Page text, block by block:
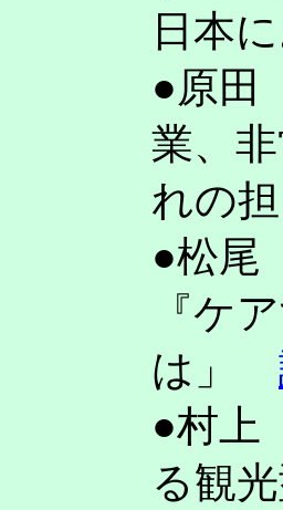
日本
●原田
業、
れの
●松尾
『ケ
は」
●村上
る観